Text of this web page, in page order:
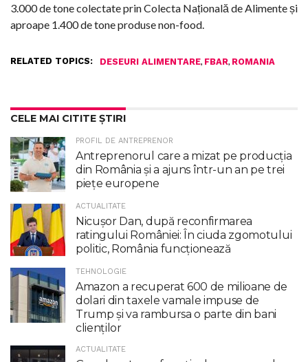
3.000 de tone colectate prin Colecta Națională de Alimente și
aproape 1.400 de tone produse non-food.
RELATED TOPICS: DESEURI ALIMENTARE, FBAR, ROMANIA
CELE MAI CITITE ȘTIRI
PROFIL DE ANTREPRENOR
Antreprenorul care a mizat pe producția
din România și a ajuns într-un an pe trei
piețe europene
ACTUALITATE
Nicuşor Dan, după reconfirmarea
ratingului României: În ciuda zgomotului
politic, România funcţionează
TEHNOLOGIE
Amazon a recuperat 600 de milioane de
dolari din taxele vamale impuse de
Trump şi va rambursa o parte din bani
clienţilor
ACTUALITATE